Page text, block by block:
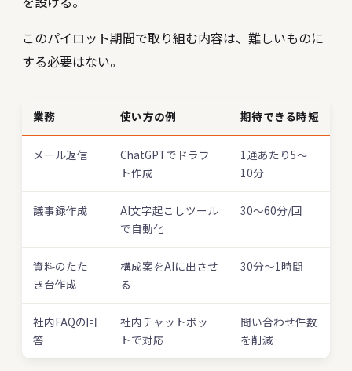
このパイロット期間で取り組む内容は、難しいものに
する必要はない。
業務 使い方の例 期待できる時短
メール返信
ChatGPTでドラフ
ト作成
1通あたり5〜
10分
議事録作成
AI文字起こしツール
で自動化
30〜60分/回
資料のたた
き台作成
構成案をAIに出させ
る
30分〜1時間
社内FAQの回
答
社内チャットボッ
トで対応
問い合わせ件数
を削減